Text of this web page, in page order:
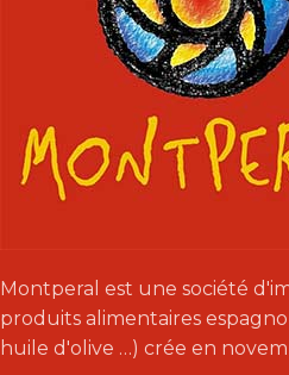
Montperal est une société
produits alimentaires
huile d'olive …) crée en